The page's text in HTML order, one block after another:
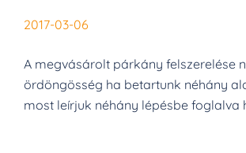
2017-03-06
A megvásárolt párkány felszerelése
ördöngösség ha betartunk néhány
most leírjuk néhány lépésbe foglalva